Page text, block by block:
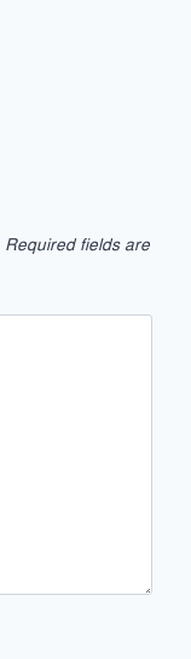
Required fields are